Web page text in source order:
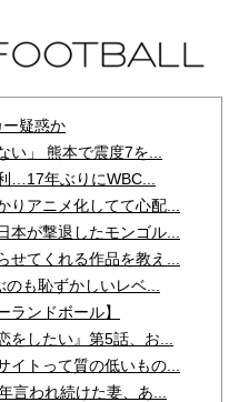
疑惑か
い」 熊本で震度7を...
…17年ぶりにWBC...
アニメ化してて心配...
が撃退したモンゴル...
てくれる作品を教え...
のも恥ずかしいレベ...
ランドボール】
をしたい』第5話、お...
イトって質の低いもの...
言われ続けた妻、あ...